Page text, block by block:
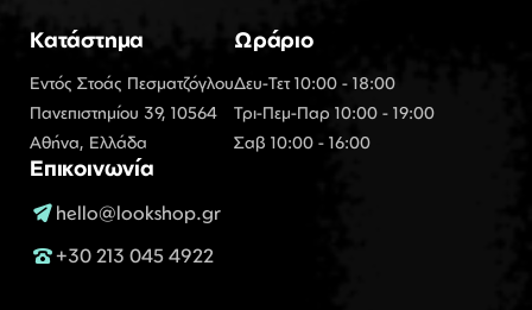
Κατάστημα
Εντός Στοάς Πεσματζόγλου
Πανεπιστημίου 39, 10564
Αθήνα, Ελλάδα
Ωράριο
Δευ-Τετ 10:00 - 18:00
Τρι-Πεμ-Παρ 10:00 - 19:00
Σαβ 10:00 - 16:00
Επικοινωνία
hello@lookshop.gr
+30 213 045 4922